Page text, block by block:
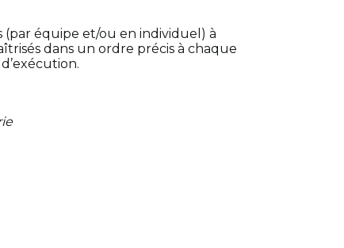
(par équipe et/ou en individuel) à
dans un ordre précis à chaque